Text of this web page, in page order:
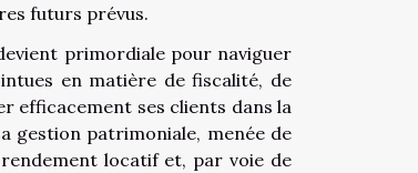
futurs prévus.
primordiale pour naviguer
en matière de fiscalité, de
efficacement ses clients dans la
gestion patrimoniale, menée de
locatif et, par voie de